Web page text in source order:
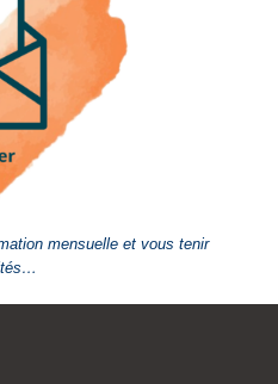
mensuelle et vous tenir